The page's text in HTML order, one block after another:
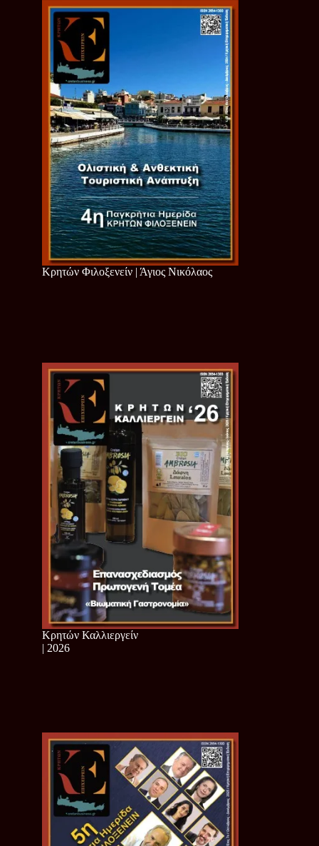
Κρητών Φιλοξενείν | Άγιος Νικόλαος
Κρητών Καλλιεργείν
| 2026